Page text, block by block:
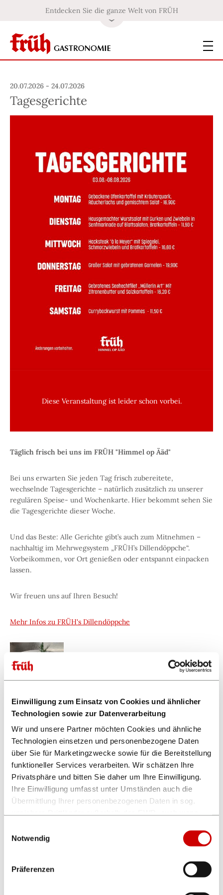
Einwilligung zum Einsatz von Cookies und ähnlicher
Technologien sowie zur Datenverarbeitung
Wir und unsere Partner möchten Cookies und ähnliche
Technologien einsetzen und personenbezogene Daten
über Sie für Marketingzwecke sowie für die Bereitstellung
funktioneller Services verarbeiten. Wir schätzen Ihre
Privatsphäre und bitten Sie daher um Ihre Einwilligung.
Ihre Einwilligung umfasst unter Umständen auch die
Übermittlung Ihrer personenbezogenen Daten in sog.
Datenschutzniveau gewährleistet ist. Es besteht u.a. das
Risiko, dass dortige Behörden auf die verarbeiteten
eingeschränkt oder ausgeschlossen sind.
Notwendig
Präferenzen
Entdecken Sie die ganze Welt von FRÜH
20.07.2026 - 24.07.2026
Tagesgerichte
Diese Veranstaltung ist leider schon vorbei.
Täglich frisch bei uns im FRÜH "Himmel op Ääd"
Bei uns erwarten Sie jeden Tag frisch zubereitete,
wechselnde Tagesgerichte – natürlich zusätzlich zu unserer
regulären Speise- und Wochenkarte. Hier bekommt sehen Sie
die Tagesgerichte dieser Woche.
Und das Beste: Alle Gerichte gibt’s auch zum Mitnehmen –
nachhaltig im Mehrwegsystem „FRÜH’s Dillendöppche“.
Vorbeikommen, vor Ort genießen oder entspannt einpacken
lassen.
Wir freuen uns auf Ihren Besuch!
Mehr Infos zu FRÜH's Dillendöppche
Dieses Event findet in folgenden Gaststätten statt:
FRÜH „Himmel op Ääd“